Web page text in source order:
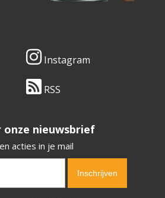
Instagram
RSS
onze nieuwsbrief
acties in je mail